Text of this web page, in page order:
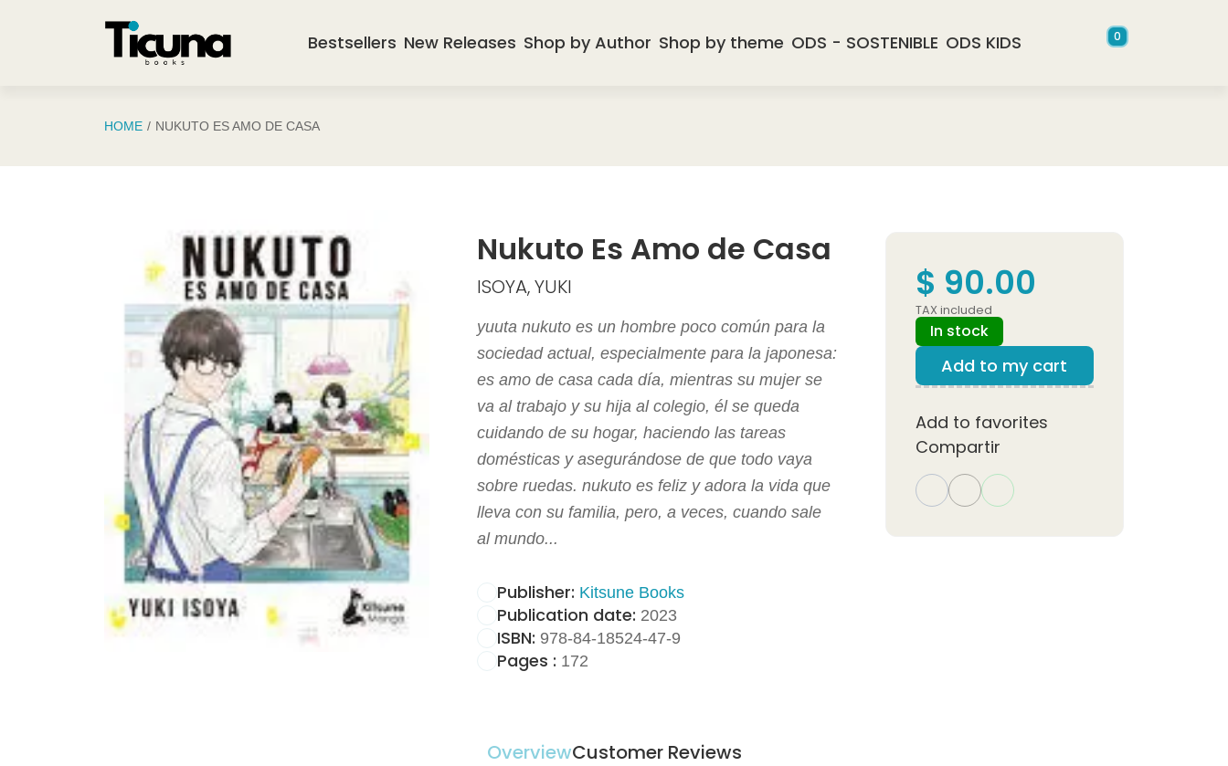
Bestsellers New Releases Shop by Author Shop by theme ODS - SOSTENIBLE ODS KIDS 0
HOME NUKUTO ES AMO DE CASA
Nukuto Es Amo de Casa
ISOYA, YUKI
yuuta nukuto es un hombre poco común para la
sociedad actual, especialmente para la japonesa:
es amo de casa cada día, mientras su mujer se
va al trabajo y su hija al colegio, él se queda
cuidando de su hogar, haciendo las tareas
domésticas y asegurándose de que todo vaya
sobre ruedas. nukuto es feliz y adora la vida que
lleva con su familia, pero, a veces, cuando sale
al mundo...
Publisher: Kitsune Books
Publication date: 2023
ISBN: 978-84-18524-47-9
Pages : 172
$ 90.00
TAX included
In stock
Add to my cart
Add to favorites
Compartir
OverviewCustomer Reviews